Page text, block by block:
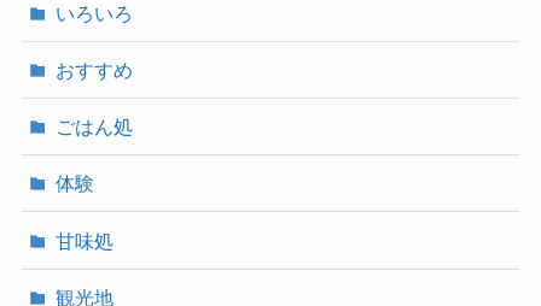
いろいろ
おすすめ
ごはん処
体験
甘味処
観光地